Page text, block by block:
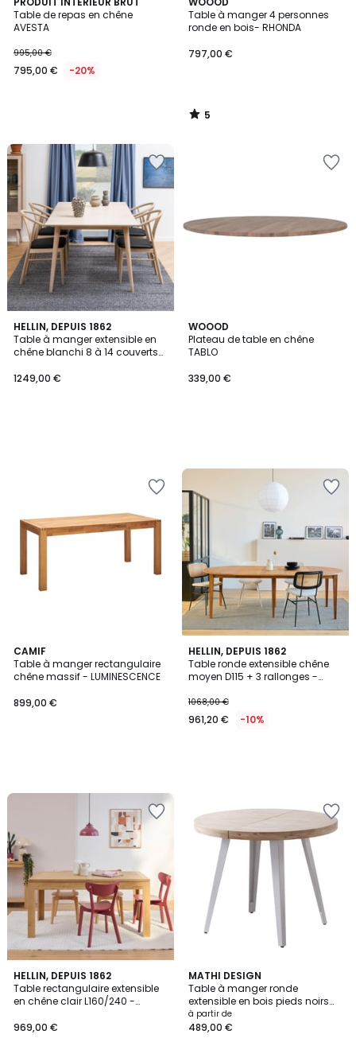
Table de repas en chêne
AVESTA
995,00 €
795,00 € -20%
Table à manger 4 personnes
ronde en bois- RHONDA
797,00 €
/
5
5
/
HELLIN, DEPUIS 1862
Table à manger extensible en
chêne blanchi 8 à 14 couverts
1249,00 €
WOOOD
Plateau de table en chêne
TABLO
339,00 €
CAMIF
Table à manger rectangulaire
chêne massif - LUMINESCENCE
899,00 €
HELLIN, DEPUIS 1862
Table ronde extensible chêne
moyen D115 + 3 rallonges -
1068,00 €
961,20 € -10%
HELLIN, DEPUIS 1862
Table rectangulaire extensible
en chêne clair L160/240 -
969,00 €
5
/
5
MATHI DESIGN
Table à manger ronde
extensible en bois pieds noirs
D100 - MATIKA
à partir de
489,00 €
4
Couleurs